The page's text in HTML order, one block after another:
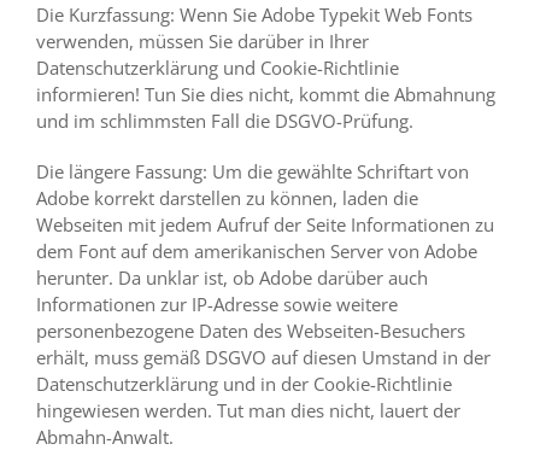
Die Kurzfassung: Wenn Sie Adobe Typekit Web Fonts
verwenden, müssen Sie darüber in Ihrer
Datenschutzerklärung und Cookie-Richtlinie
informieren! Tun Sie dies nicht, kommt die Abmahnung
und im schlimmsten Fall die DSGVO-Prüfung.
Die längere Fassung: Um die gewählte Schriftart von
Adobe korrekt darstellen zu können, laden die
Webseiten mit jedem Aufruf der Seite Informationen zu
dem Font auf dem amerikanischen Server von Adobe
herunter. Da unklar ist, ob Adobe darüber auch
Informationen zur IP-Adresse sowie weitere
personenbezogene Daten des Webseiten-Besuchers
erhält, muss gemäß DSGVO auf diesen Umstand in der
Datenschutzerklärung und in der Cookie-Richtlinie
hingewiesen werden. Tut man dies nicht, lauert der
Abmahn-Anwalt.